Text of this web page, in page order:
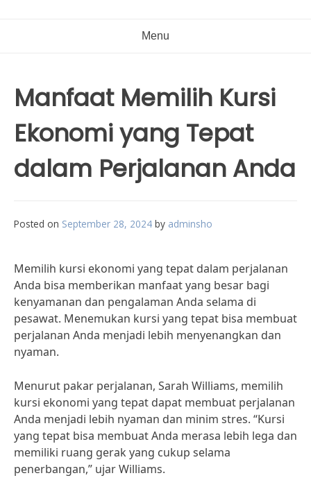
Menu
Manfaat Memilih Kursi
Ekonomi yang Tepat
dalam Perjalanan Anda
Posted on September 28, 2024 by adminsho
Memilih kursi ekonomi yang tepat dalam perjalanan
Anda bisa memberikan manfaat yang besar bagi
kenyamanan dan pengalaman Anda selama di
pesawat. Menemukan kursi yang tepat bisa membuat
perjalanan Anda menjadi lebih menyenangkan dan
nyaman.
Menurut pakar perjalanan, Sarah Williams, memilih
kursi ekonomi yang tepat dapat membuat perjalanan
Anda menjadi lebih nyaman dan minim stres. “Kursi
yang tepat bisa membuat Anda merasa lebih lega dan
memiliki ruang gerak yang cukup selama
penerbangan,” ujar Williams.